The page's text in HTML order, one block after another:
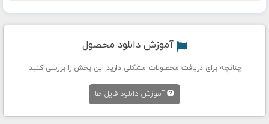
آموزش دانلود محصول
چنانچه برای دریافت محصولات مشکلی دارید این بخش را بررسی کنید.
آموزش دانلود فایل ها